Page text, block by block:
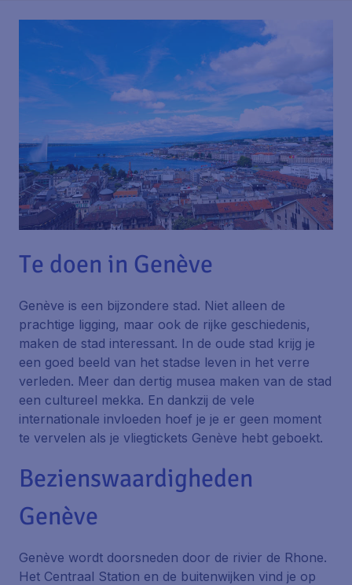
Te doen in Genève
Genève is een bijzondere stad. Niet alleen de
prachtige ligging, maar ook de rijke geschiedenis,
maken de stad interessant. In de oude stad krijg je
een goed beeld van het stadse leven in het verre
verleden. Meer dan dertig musea maken van de stad
een cultureel mekka. En dankzij de vele
internationale invloeden hoef je je er geen moment
te vervelen als je vliegtickets Genève hebt geboekt.
Bezienswaardigheden
Genève
Genève wordt doorsneden door de rivier de Rhone.
Het Centraal Station en de buitenwijken vind je op